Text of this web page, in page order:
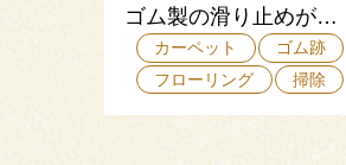
ゴム製の滑り止めが…
カーペット
ゴム跡
フローリング
掃除